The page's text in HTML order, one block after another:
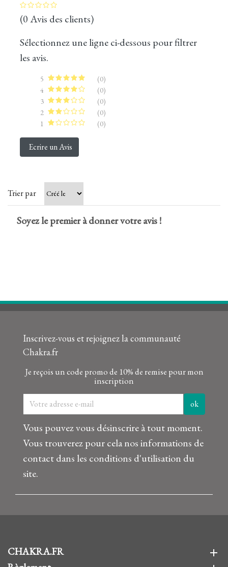
(0 Avis des clients)
Sélectionnez une ligne ci-dessous pour filtrer
les avis.
5
(0)
4
(0)
3
(0)
2
(0)
1
(0)
Ecrire un Avis
Trier par
Soyez le premier à donner votre avis !
Inscrivez-vous et rejoignez la communauté
Chakra.fr
Je reçois un code promo de 10% de remise pour mon
inscription
Vous pouvez vous désinscrire à tout moment.
Vous trouverez pour cela nos informations de
contact dans les conditions d'utilisation du
site.
CHAKRA.FR add